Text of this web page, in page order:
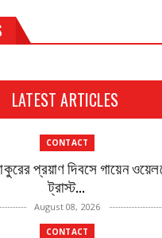
LATEST ARTICLES
CONTACT
প্রয়াণ দিবসে গায়েন
ট্রাস্ট...
August 08, 2026
CONTACT